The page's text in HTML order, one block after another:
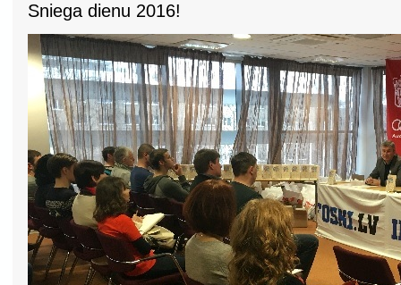
Sniega dienu 2016!